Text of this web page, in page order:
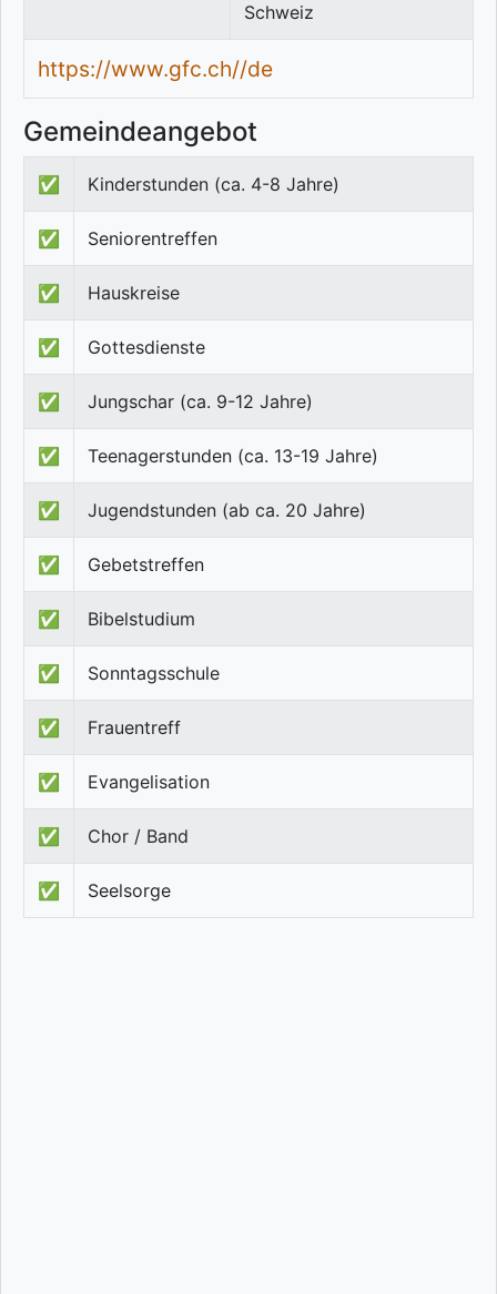
Schweiz
https://www.gfc.ch//de
Gemeindeangebot
✅ Kinderstunden (ca. 4-8 Jahre)
✅ Seniorentreffen
✅ Hauskreise
✅ Gottesdienste
✅ Jungschar (ca. 9-12 Jahre)
✅ Teenagerstunden (ca. 13-19 Jahre)
✅ Jugendstunden (ab ca. 20 Jahre)
✅ Gebetstreffen
✅ Bibelstudium
✅ Sonntagsschule
✅ Frauentreff
✅ Evangelisation
✅ Chor / Band
✅ Seelsorge